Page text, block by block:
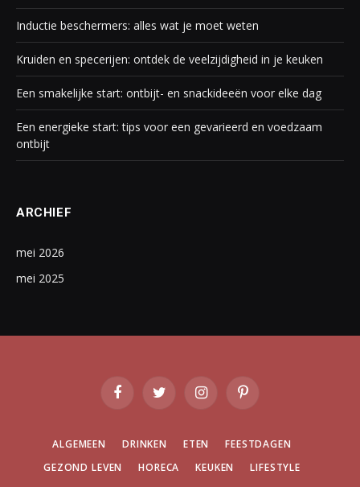
Inductie beschermers: alles wat je moet weten
Kruiden en specerijen: ontdek de veelzijdigheid in je keuken
Een smakelijke start: ontbijt- en snackideeën voor elke dag
Een energieke start: tips voor een gevarieerd en voedzaam
ontbijt
ARCHIEF
mei 2026
mei 2025
FacebookTwitter InstagramPinterest
ALGEMEEN DRINKEN ETEN
FEESTDAGEN
GEZOND LEVEN
HORECA KEUKEN
LIFESTYLE